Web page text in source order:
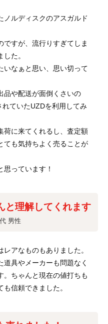
ノルディスクのアスガルド
すが、流行りすぎてしま
た。
いなぁと思い、思い切って
品や配送が面倒くさいの
ていたUZDを利用してみ
荷に来てくれるし、査定額
ても気持ちよく売ることが
っています！
と理解してくれます
男性
アなものもありました。
具やメーカーも問題なく
。ちゃんと現在の値打ちも
信頼できました。